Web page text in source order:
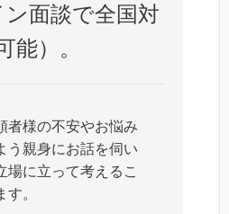
ン面談で全国対
能）。
者様の不安やお悩み
う親身にお話を伺い
場に立って考えるこ
。